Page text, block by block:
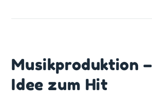
Musikproduktion
Idee zum Hit